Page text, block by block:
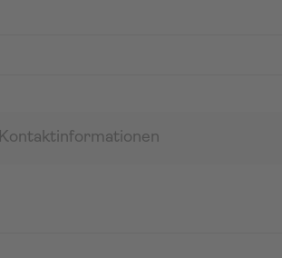
Kontaktinformationen